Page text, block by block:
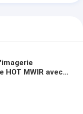
HOT MWIR avec